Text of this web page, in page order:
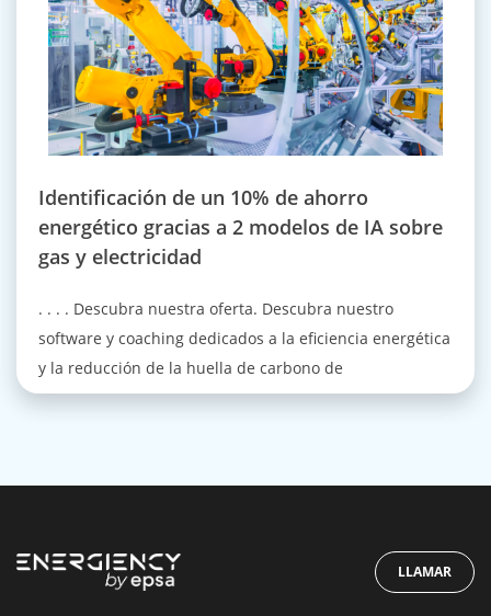
Identificación de un 10% de ahorro
energético gracias a 2 modelos de IA sobre
gas y electricidad
. . . . Descubra nuestra oferta. Descubra nuestro
software y coaching dedicados a la eficiencia energética
y la reducción de la huella de carbono de
LLAMAR